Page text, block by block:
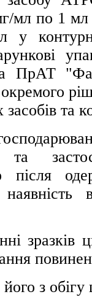
мл по 1
у
ПрАТ
засобів та
та
після
зразків
з